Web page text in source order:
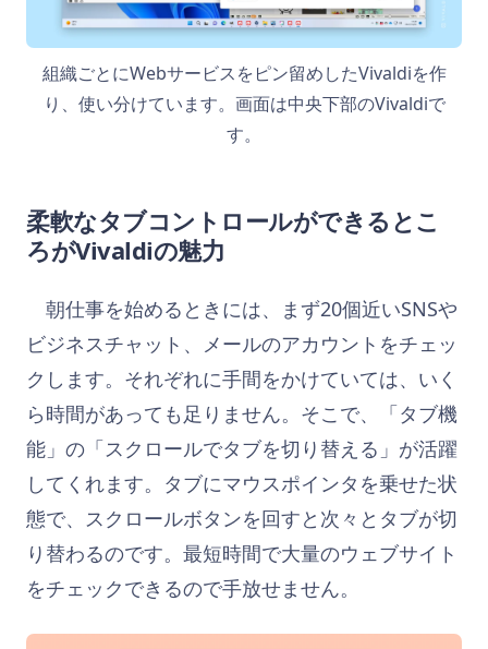
組織ごとにWebサービスをピン留めしたVivaldiを作
り、使い分けています。画面は中央下部のVivaldiで
す。
柔軟なタブコントロールができるとこ
ろがVivaldiの魅力
朝仕事を始めるときには、まず20個近いSNSや
ビジネスチャット、メールのアカウントをチェッ
クします。それぞれに手間をかけていては、いく
ら時間があっても足りません。そこで、「タブ機
能」の「スクロールでタブを切り替える」が活躍
してくれます。タブにマウスポインタを乗せた状
態で、スクロールボタンを回すと次々とタブが切
り替わるのです。最短時間で大量のウェブサイト
をチェックできるので手放せません。